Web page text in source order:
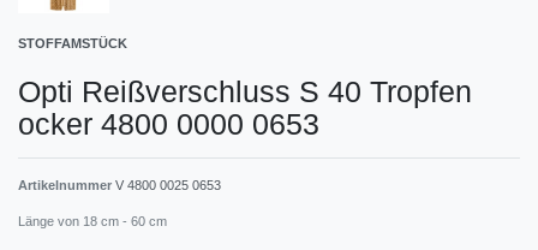
STOFFAMSTÜCK
Opti Reißverschluss S 40 Tropfen
ocker 4800 0000 0653
Artikelnummer V 4800 0025 0653
Länge von 18 cm - 60 cm